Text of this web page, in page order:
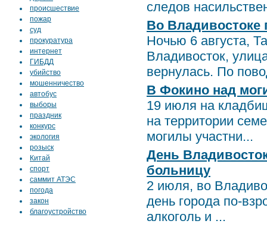
происшествие
пожар
суд
прокуратура
интернет
ГИБДД
убийство
мошенничество
автобус
выборы
праздник
конкурс
экология
розыск
Китай
спорт
саммит АТЭС
погода
закон
благоустройство
следов
Во Владивостоке
Ночью 6 августа,
Владивосток,
вернулась. По
В Фокино над
19 июля на
на территории
могилы участни...
День
больницу
2 июля, во
день города по-
алкоголь и ...